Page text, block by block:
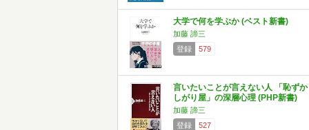
大学で何を学ぶか (ベスト新書)
加藤 諦三
登録
579
言いたいことが言えない人 「恥ずか
しがり屋」の深層心理 (PHP新書)
加藤 諦三
登録
527